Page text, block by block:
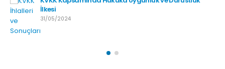
İlkesi
31/05/2024